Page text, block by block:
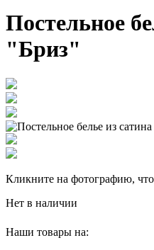
Постельное
"Бриз"
Кликните на фотографию,
Нет в наличии
Наши товары на: